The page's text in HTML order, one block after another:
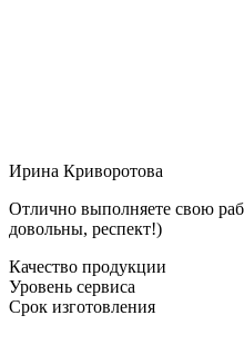
Ирина Криворотова
Отлично выполняете свою
довольны, респект!)
Качество продукции
Уровень сервиса
Срок изготовления